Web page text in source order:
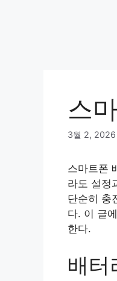
스
3월 2, 2026
스마트폰
라도 설정
단순히 충
다. 이 글
한다.
배터